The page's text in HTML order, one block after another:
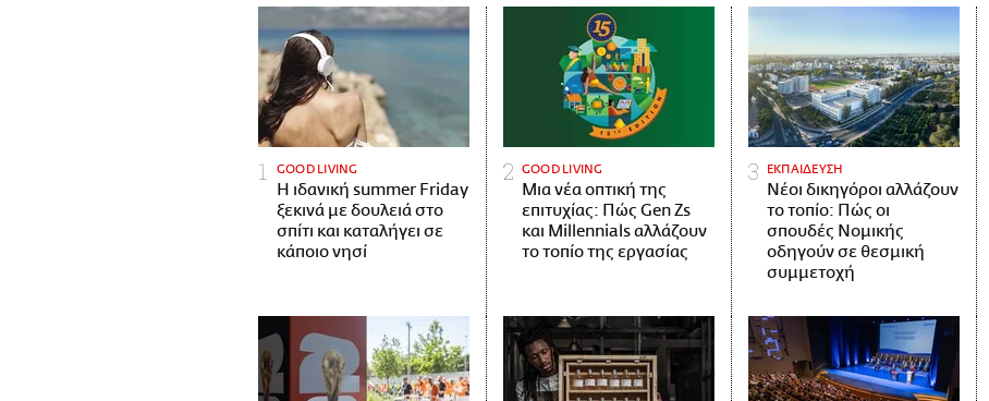
GOOD LIVING
Η ιδανική summer Friday
ξεκινά με δουλειά στο
σπίτι και καταλήγει σε
κάποιο νησί
GOOD LIVING
Μια νέα οπτική της
επιτυχίας: Πώς Gen Zs
και Millennials αλλάζουν
το τοπίο της εργασίας
ΕΚΠΑΙΔΕΥΣΗ
Νέοι δικηγόροι αλλάζουν
το τοπίο: Πώς οι
σπουδές Νομικής
οδηγούν σε θεσμική
συμμετοχή